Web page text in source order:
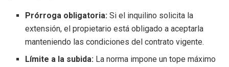
Prórroga obligatoria: Si el inquilino solicita la
extensión, el propietario está obligado a aceptarla
manteniendo las condiciones del contrato vigente.
Límite a la subida: La norma impone un tope máximo